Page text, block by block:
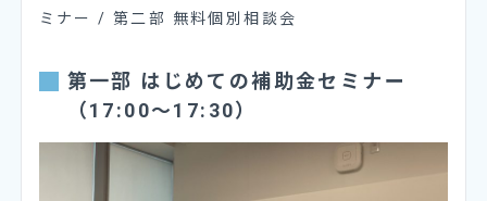
ミナー / 第二部 無料個別相談会
第一部 はじめての補助金セミナー
（17:00〜17:30）